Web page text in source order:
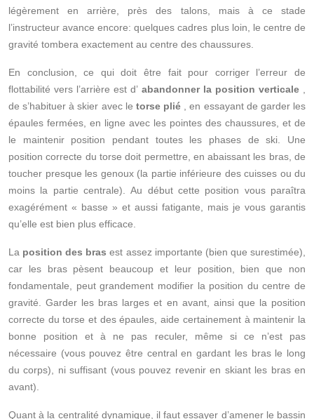
légèrement en arrière, près des talons, mais à ce stade
l’instructeur avance encore: quelques cadres plus loin, le centre de
gravité tombera exactement au centre des chaussures.
En conclusion, ce qui doit être fait pour corriger l’erreur de
flottabilité vers l’arrière est d’ abandonner la position verticale
de s’habituer à skier avec le torse plié , en essayant de garder les
épaules fermées, en ligne avec les pointes des chaussures, et de
le maintenir position pendant toutes les phases de ski. Une
position correcte du torse doit permettre, en abaissant les bras, de
toucher presque les genoux (la partie inférieure des cuisses ou du
moins la partie centrale). Au début cette position vous paraîtra
exagérément « basse » et aussi fatigante, mais je vous garantis
qu’elle est bien plus efficace.
La position des bras est assez importante (bien que surestimée),
car les bras pèsent beaucoup et leur position, bien que non
fondamentale, peut grandement modifier la position du centre de
gravité. Garder les bras larges et en avant, ainsi que la position
correcte du torse et des épaules, aide certainement à maintenir la
bonne position et à ne pas reculer, même si ce n’est pas
nécessaire (vous pouvez être central en gardant les bras le long
du corps), ni suffisant (vous pouvez revenir en skiant les bras en
avant).
Quant à la centralité dynamique, il faut essayer d’amener le bassin